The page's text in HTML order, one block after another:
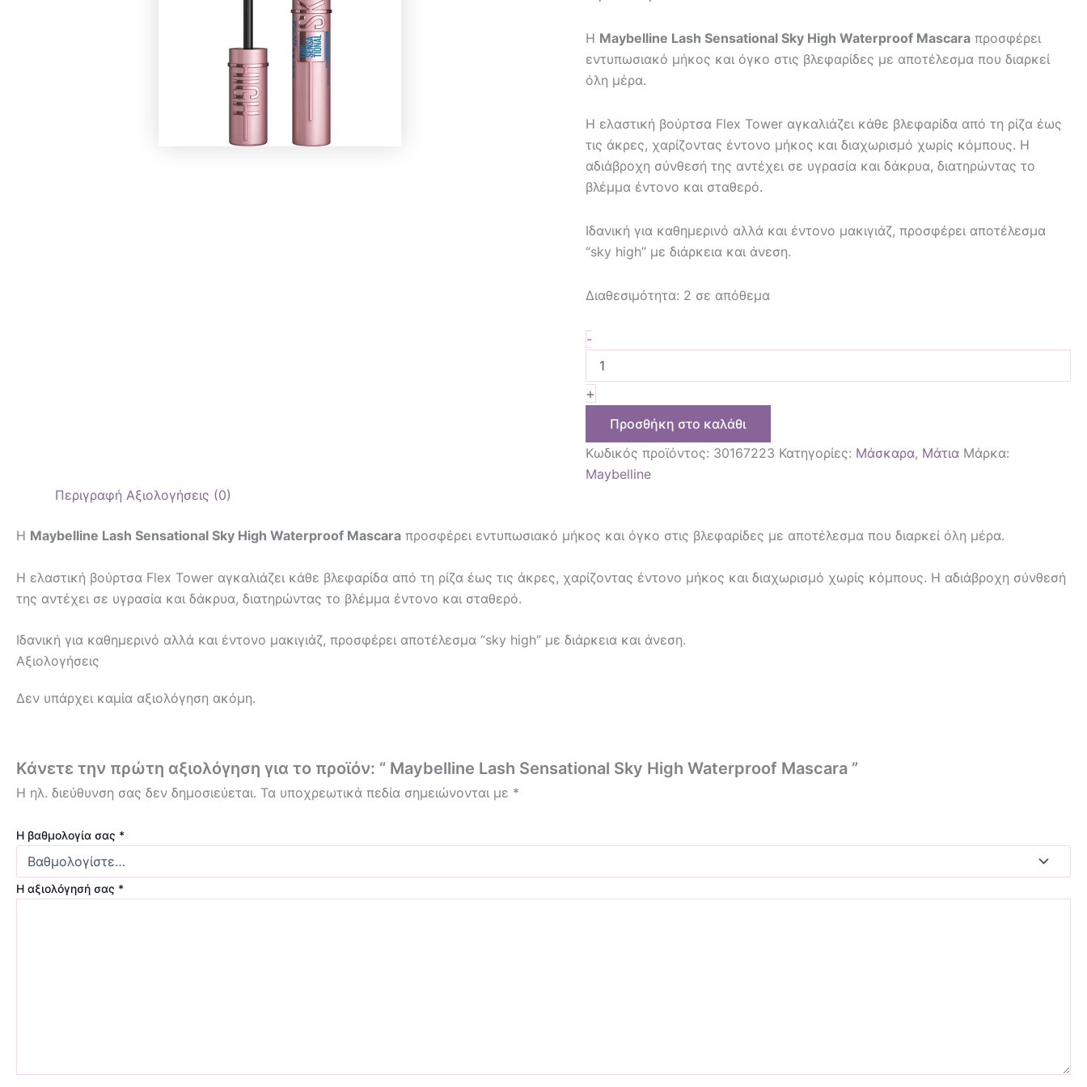
Η Maybelline Lash Sensational Sky High Waterproof Mascara προσφέρει
εντυπωσιακό μήκος και όγκο στις βλεφαρίδες με αποτέλεσμα που διαρκεί
όλη μέρα.
Η ελαστική βούρτσα Flex Tower αγκαλιάζει κάθε βλεφαρίδα από τη ρίζα έως
τις άκρες, χαρίζοντας έντονο μήκος και διαχωρισμό χωρίς κόμπους. Η
αδιάβροχη σύνθεσή της αντέχει σε υγρασία και δάκρυα, διατηρώντας το
βλέμμα έντονο και σταθερό.
Ιδανική για καθημερινό αλλά και έντονο μακιγιάζ, προσφέρει αποτέλεσμα
“sky high” με διάρκεια και άνεση.
Διαθεσιμότητα: 2 σε απόθεμα
-
+
Προσθήκη στο καλάθι
Κωδικός προϊόντος: 30167223 Κατηγορίες: Μάσκαρα, Μάτια Μάρκα:
Maybelline
Περιγραφή Αξιολογήσεις (0)
Η Maybelline Lash Sensational Sky High Waterproof Mascara προσφέρει εντυπωσιακό μήκος και όγκο στις βλεφαρίδες με αποτέλεσμα που διαρκεί όλη μέρα.
Η ελαστική βούρτσα Flex Tower αγκαλιάζει κάθε βλεφαρίδα από τη ρίζα έως τις άκρες, χαρίζοντας έντονο μήκος και διαχωρισμό χωρίς κόμπους. Η αδιάβροχη σύνθεσή
της αντέχει σε υγρασία και δάκρυα, διατηρώντας το βλέμμα έντονο και σταθερό.
Ιδανική για καθημερινό αλλά και έντονο μακιγιάζ, προσφέρει αποτέλεσμα “sky high” με διάρκεια και άνεση.
Αξιολογήσεις
Δεν υπάρχει καμία αξιολόγηση ακόμη.
Κάνετε την πρώτη αξιολόγηση για το προϊόν: “ Maybelline Lash Sensational Sky High Waterproof Mascara ”
Η ηλ. διεύθυνση σας δεν δημοσιεύεται. Τα υποχρεωτικά πεδία σημειώνονται με *
Η βαθμολογία σας *
Η αξιολόγησή σας *